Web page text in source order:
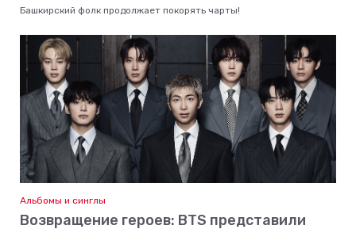
Башкирский фолк продолжает покорять чарты!
Альбомы и синглы
Возвращение героев: BTS представили